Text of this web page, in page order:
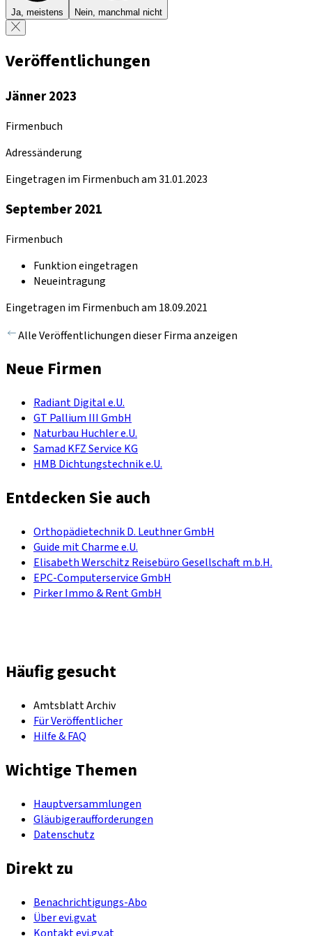
Ja, meistens Nein, manchmal nicht
Veröffentlichungen
Jänner 2023
Firmenbuch
Adressänderung
Eingetragen im Firmenbuch am 31.01.2023
September 2021
Firmenbuch
Funktion eingetragen
Neueintragung
Eingetragen im Firmenbuch am 18.09.2021
Alle Veröffentlichungen dieser Firma anzeigen
Neue Firmen
Radiant Digital e.U.
GT Pallium III GmbH
Naturbau Huchler e.U.
Samad KFZ Service KG
HMB Dichtungstechnik e.U.
Entdecken Sie auch
Orthopädietechnik D. Leuthner GmbH
Guide mit Charme e.U.
Elisabeth Werschitz Reisebüro Gesellschaft m.b.H.
EPC-Computerservice GmbH
Pirker Immo & Rent GmbH
Häufig gesucht
Amtsblatt Archiv
Für Veröffentlicher
Hilfe & FAQ
Wichtige Themen
Hauptversammlungen
Gläubigeraufforderungen
Datenschutz
Direkt zu
Benachrichtigungs-Abo
Über evi.gv.at